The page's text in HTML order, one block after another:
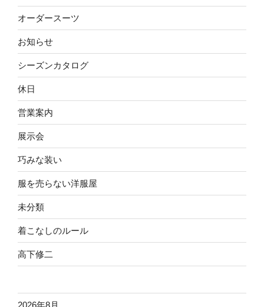
オーダースーツ
お知らせ
シーズンカタログ
休日
営業案内
展示会
巧みな装い
服を売らない洋服屋
未分類
着こなしのルール
高下修二
2026年8月